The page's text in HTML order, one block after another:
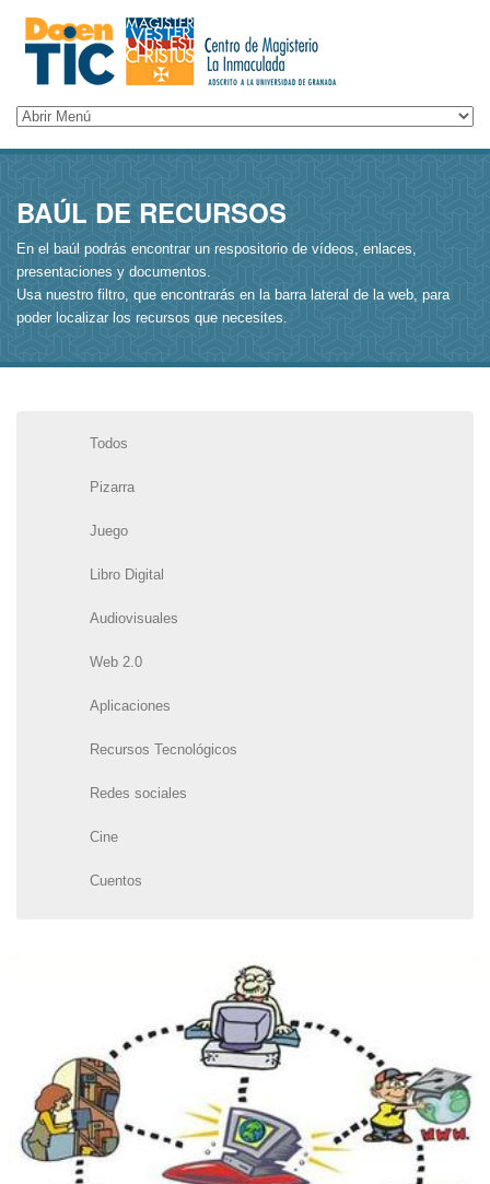
BAÚL DE RECURSOS
En el baúl podrás encontrar un respositorio de vídeos, enlaces,
presentaciones y documentos.
Usa nuestro filtro, que encontrarás en la barra lateral de la web, para
poder localizar los recursos que necesites.
Todos
Pizarra
Juego
Libro Digital
Audiovisuales
Web 2.0
Aplicaciones
Recursos Tecnológicos
Redes sociales
Cine
Cuentos